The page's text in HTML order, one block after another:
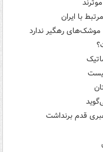
با ایران
موشک‌های رهگیر ندارد
قدم برنداشت